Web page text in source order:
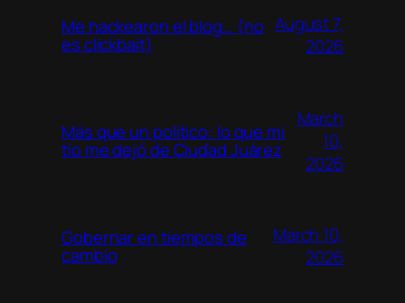
Me hackearon el blog… (no
es clickbait)
August 7,
2026
Más que un político: lo que mi
tío me dejó de Ciudad Juárez
March
10,
2026
Gobernar en tiempos de
cambio
March 10,
2026